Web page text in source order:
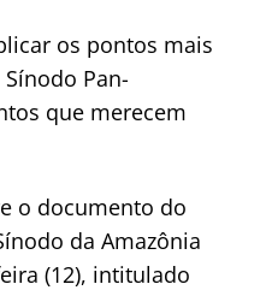
os pontos mais
Pan-
que merecem
o documento do
da Amazônia
(12), intitulado